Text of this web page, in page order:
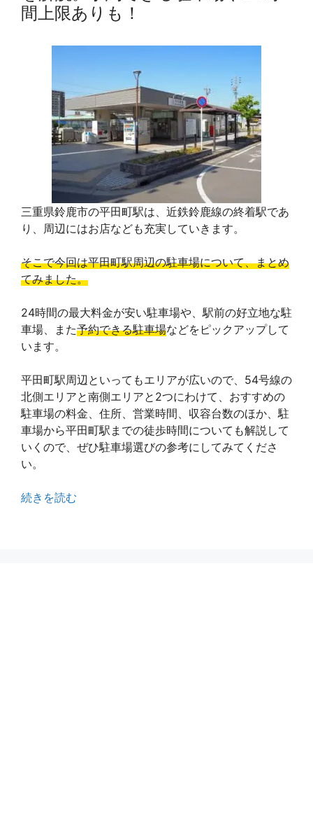
間上限ありも！
三重県鈴鹿市の平田町駅は、近鉄鈴鹿線の終着駅であ
り、周辺にはお店なども充実していきます。
そこで今回は平田町駅周辺の駐車場について、まとめ
てみました。
24時間の最大料金が安い駐車場や、駅前の好立地な駐
車場、また予約できる駐車場などをピックアップして
います。
平田町駅周辺といってもエリアが広いので、54号線の
北側エリアと南側エリアと2つにわけて、おすすめの
駐車場の料金、住所、営業時間、収容台数のほか、駐
車場から平田町駅までの徒歩時間についても解説して
いくので、ぜひ駐車場選びの参考にしてみてくださ
い。
続きを読む